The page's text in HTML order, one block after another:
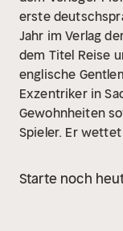
erste
Jahr im Verlag
dem Titel Reise
englische
Exzentriker in
Gewohnheiten
Spieler. Er
gelingen werde,
Starte noch